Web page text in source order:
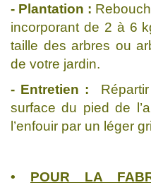
- Plantation :
incorporant de 2 à 6
taille des arbres ou
de votre jardin.
- Entretien :
surface du pied de
l’enfouir par un léger
• POUR LA